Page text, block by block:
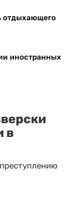
отдыхающего
иностранных
в